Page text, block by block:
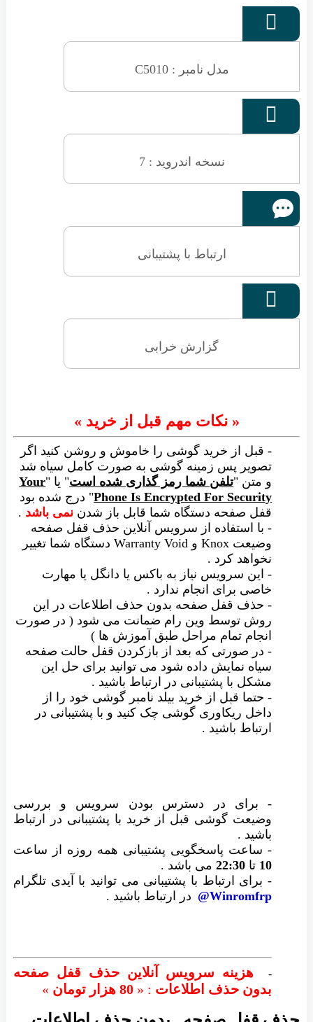

مدل نامبر : C5010

نسخه اندروید : 7
ارتباط با پشتیبانی

گزارش خرابی
« نکات مهم قبل از خرید »
- قبل از خرید گوشی را خاموش و روشن کنید اگر
تصویر پس زمینه گوشی به صورت کامل سیاه شد
و متن "تلفن شما رمز گذاری شده است" یا "Your
Phone Is Encrypted For Security" درج شده بود
قفل صفحه دستگاه شما قابل باز شدن نمی باشد .
- با استفاده از سرویس آنلاین حذف قفل صفحه
وضیعت Knox و Warranty Void دستگاه شما تغییر
نخواهد کرد .
- این سرویس نیاز به باکس یا دانگل یا مهارت
خاصی برای انجام ندارد .
- حذف قفل صفحه بدون حذف اطلاعات در این
روش توسط وین رام ضمانت می شود ( در صورت
انجام تمام مراحل طبق آموزش ها )
- در صورتی که بعد از بازکردن قفل حالت صفحه
سیاه نمایش داده شود می توانید برای حل این
مشکل با پشتیبانی در ارتباط باشید .
- حتما قبل از خرید بیلد نامبر گوشی خود را از
داخل ریکاوری گوشی چک کنید و با پشتیبانی در
ارتباط باشید .
- برای در دسترس بودن سرویس و بررسی
وضیعت گوشی قبل از خرید با پشتیبانی در ارتباط
باشید .
- ساعت پاسخگویی پشتیبانی همه روزه از ساعت
10 تا 22:30می باشد .
- برای ارتباط با پشتیبانی می توانید با آیدی تلگرام
Winromfrp@
در ارتباط باشید .
-
هزینه سرویس آنلاین حذف قفل صفحه
بدون حذف اطلاعات : « 80 هزار تومان »